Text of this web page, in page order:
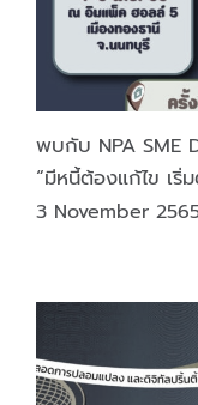
พบกับ NPA SME
“มีหนี้ต้องแก้ไข เริ่
3 November